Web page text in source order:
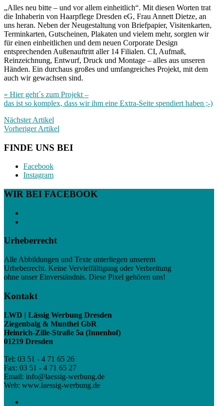
„Alles neu bitte – und vor allem einheitlich“. Mit diesen Worten trat
die Inhaberin von Haarpflege Dresden eG, Frau Annett Dietze, an
uns heran. Neben der Neugestaltung von Briefpapier, Visitenkarten,
Terminkarten, Gutscheinen, Plakaten und vielem mehr, sorgten wir
für einen einheitlichen und dem neuen Corporate Design
entsprechenden Außenauftritt aller 14 Filialen. CI, Aufmaß,
Reinzeichnung, Entwurf, Druck und Montage – alles aus unseren
Händen. Ein durchaus großes und umfangreiches Projekt, mit dem
auch wir gewachsen sind.
» Hier geht´s zum Projekt –
das ist so komplex, dass wir ihm eine Extra-Seite spendiert haben ;-)
Nächster Artikel
Vorheriger Artikel
FINDE UNS BEI
Facebook
Instagram
WIR BEI FACEBOOK
Urheberrecht
Alle Abbildungen und Texte unterliegen unserem
Urheberrecht. Keine Vervielfältigung oder Verbreitung
ohne unser Einverständnis. Diese Pixel gehören uns!
Kontakt
LWD | Lässig Werbung Dresden
Ziegenbalg & Munthel GbR
Heinrich-Zille-Straße 5a (Innenhof)
01219 Dresden
Tel: 03 51 - 4 71 65 26
Fax: 03 51 - 4 71 65 27
Email: info@laessig-werbung.de
Web: www.laessig-werbung.de